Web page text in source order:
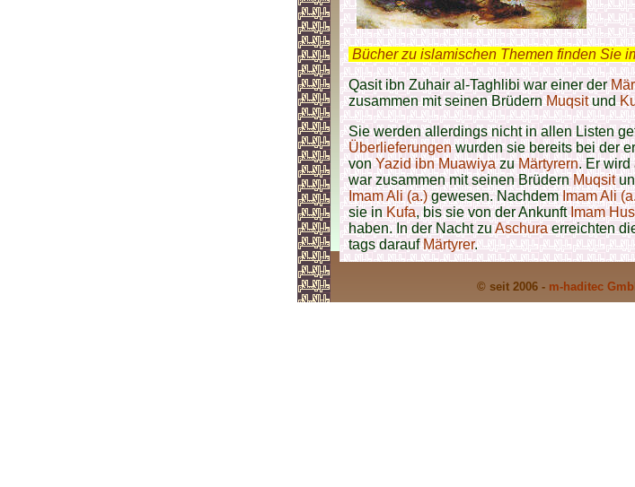
Bücher zu islamischen Themen finden Sie
Qasit ibn Zuhair al-Taghlibi war einer der
zusammen mit seinen BrüdernMuqsitund
Sie werden allerdings nicht in allen Listen
Überlieferungenwurden sie bereits bei der
vonYazid ibn MuawiyazuMärtyrern. Er wird
war zusammen mit seinen BrüdernMuqsit
Imam Ali (a.)gewesen. NachdemImam Ali
sie in Kufa, bis sie von der AnkunftImam
haben. In der Nacht zuAschuraerreichten
tags daraufMärtyrer.
© seit 2006 - m-haditec